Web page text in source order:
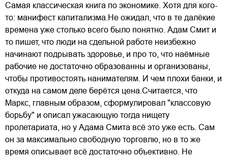
Самая классическая книга по экономике. Хотя для кого-
то: манифест капитализма.Не ожидал, что в те далёкие
времена уже столько всего было понятно. Адам Смит и
то пишет, что люди на сдельной работе неизбежно
начинают подрывать здоровье, и про то, что наёмные
рабочие не достаточно образованны и организованы,
чтобы противостоять нанимателям. И чем плохи банки, и
откуда на самом деле берётся цена.Считается, что
Маркс, главным образом, сформулировал "классовую
борьбу" и описал ужасающую тогда нищету
пролетариата, но у Адама Смита всё это уже есть. Сам
он за максимально свободную торговлю, но в то же
время описывает всё достаточно объективно. Не